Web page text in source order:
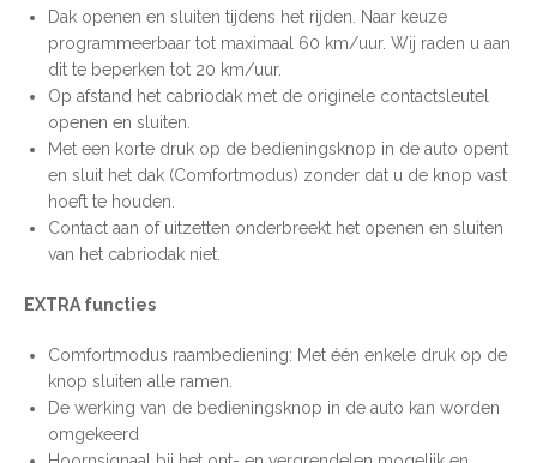
Dak openen en sluiten tijdens het rijden. Naar keuze
programmeerbaar tot maximaal 60 km/uur. Wij raden u aan
dit te beperken tot 20 km/uur.
Op afstand het cabriodak met de originele contactsleutel
openen en sluiten.
Met een korte druk op de bedieningsknop in de auto opent
en sluit het dak (Comfortmodus) zonder dat u de knop vast
hoeft te houden.
Contact aan of uitzetten onderbreekt het openen en sluiten
van het cabriodak niet.
EXTRA functies
Comfortmodus raambediening: Met één enkele druk op de
knop sluiten alle ramen.
De werking van de bedieningsknop in de auto kan worden
omgekeerd